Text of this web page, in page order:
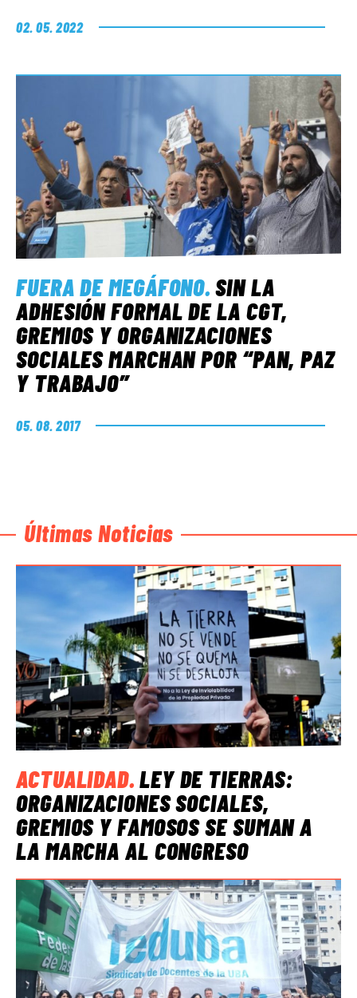
02. 05. 2022
FUERA DE MEGÁFONO. SIN LA
ADHESIÓN FORMAL DE LA CGT,
GREMIOS Y ORGANIZACIONES
SOCIALES MARCHAN POR “PAN, PAZ
Y TRABAJO”
05. 08. 2017
Últimas Noticias
ACTUALIDAD.LEY DE TIERRAS:
ORGANIZACIONES SOCIALES,
GREMIOS Y FAMOSOS SE SUMAN A
LA MARCHA AL CONGRESO